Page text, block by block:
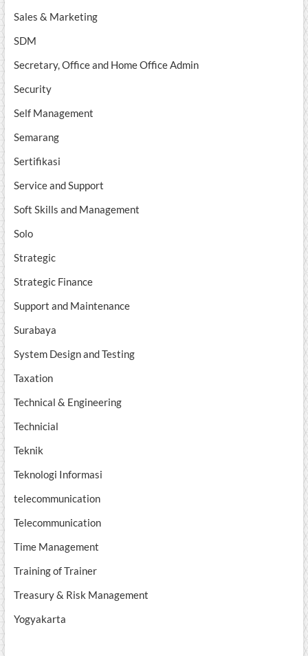
Sales & Marketing
SDM
Secretary, Office and Home Office Admin
Security
Self Management
Semarang
Sertifikasi
Service and Support
Soft Skills and Management
Solo
Strategic
Strategic Finance
Support and Maintenance
Surabaya
System Design and Testing
Taxation
Technical & Engineering
Technicial
Teknik
Teknologi Informasi
telecommunication
Telecommunication
Time Management
Training of Trainer
Treasury & Risk Management
Yogyakarta